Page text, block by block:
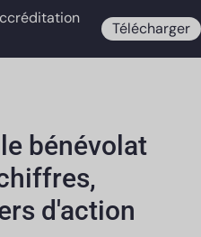
Télécharger
bénévolat
d'action